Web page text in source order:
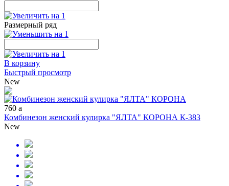
Размерный ряд
В корзину
Быстрый просмотр
New
760 a
Комбинезон женский кулирка "ЯЛТА" КОРОНА К-383
New